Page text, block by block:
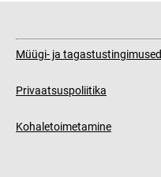
Müügi- ja tagastustingimused
Privaatsuspoliitika
Kohaletoimetamine